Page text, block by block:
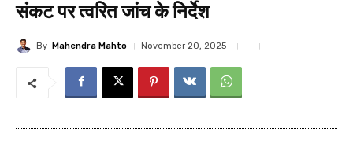
संकट पर त्वरित जांच के निर्देश
By Mahendra Mahto November 20, 2025